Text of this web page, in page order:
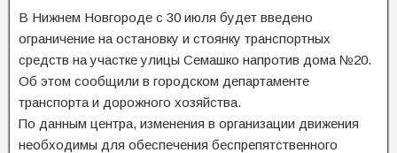
В Нижнем Новгороде с 30 июля будет введено
ограничение на остановку и стоянку транспортных
средств на участке улицы Семашко напротив дома №20.
Об этом сообщили в городском департаменте
транспорта и дорожного хозяйства.
По данным центра, изменения в организации движения
необходимы для обеспечения беспрепятственного